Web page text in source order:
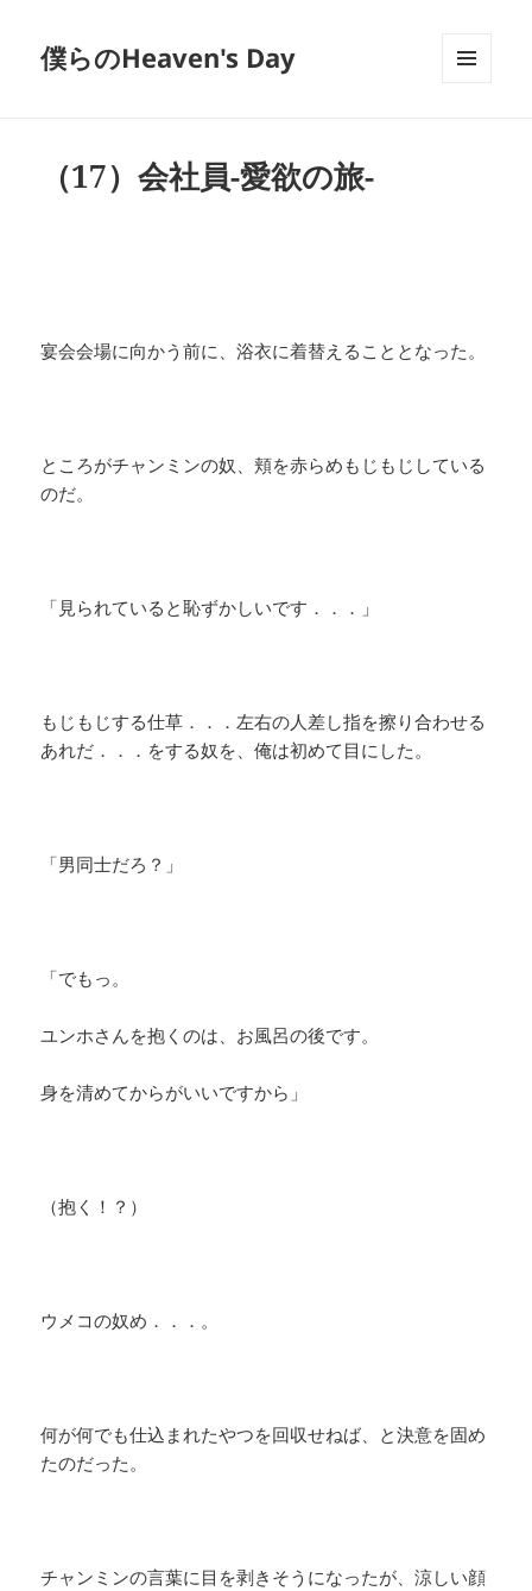
僕らのHeaven's Day
（17）会社員-愛欲の旅-
宴会会場に向かう前に、浴衣に着替えることとなった。
ところがチャンミンの奴、頬を赤らめもじもじしている
のだ。
「見られていると恥ずかしいです．．．」
もじもじする仕草．．．左右の人差し指を擦り合わせる
あれだ．．．をする奴を、俺は初めて目にした。
「男同士だろ？」
「でもっ。
ユンホさんを抱くのは、お風呂の後です。
身を清めてからがいいですから」
（抱く！？）
ウメコの奴め．．．。
何が何でも仕込まれたやつを回収せねば、と決意を固め
たのだった。
チャンミンの言葉に目を剥きそうになったが、涼しい顔